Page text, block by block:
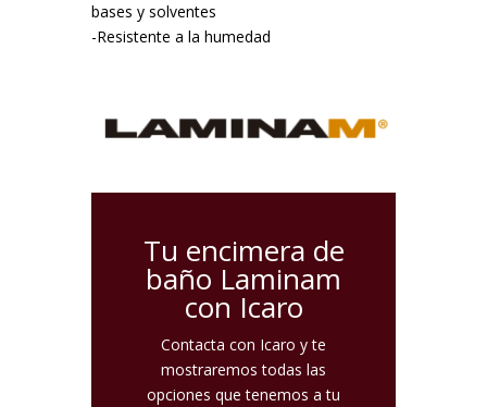
bases y solventes
-Resistente a la humedad
Tu encimera de
baño Laminam
con Icaro
Contacta con Icaro y te
mostraremos todas las
opciones que tenemos a tu